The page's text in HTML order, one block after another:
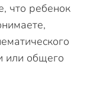
что ребенок
или общего